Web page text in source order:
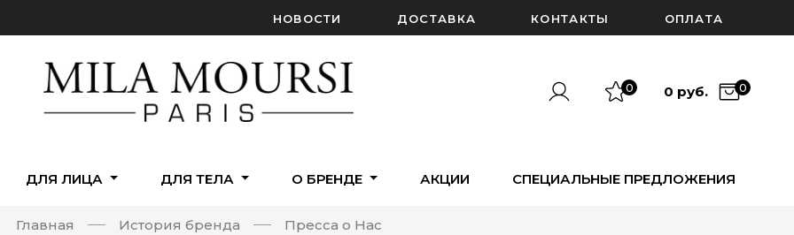
НОВОСТИ ДОСТАВКА КОНТАКТЫ ОПЛАТА
0 0 руб. 0
ДЛЯ ЛИЦА ДЛЯ ТЕЛА О БРЕНДЕ АКЦИИ СПЕЦИАЛЬНЫЕ ПРЕДЛОЖЕНИЯ
Главная История бренда Пресса о Нас